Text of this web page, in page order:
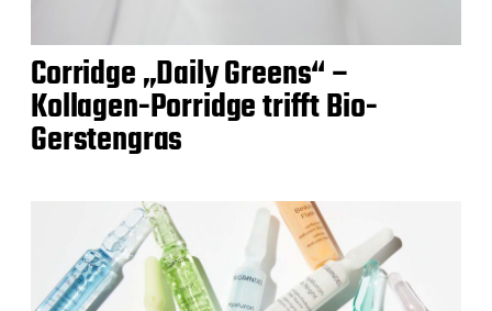
Corridge „Daily Greens“ –
Kollagen-Porridge trifft Bio-
Gerstengras